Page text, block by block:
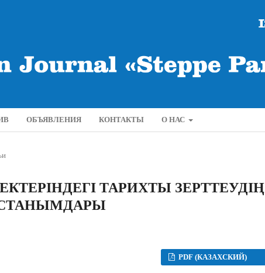
ОБЪЯВЛЕНИЯ КОНТАКТЫ О НАС
ТАРИХТЫ ЗЕРТТЕУДІҢ
PDF (КАЗАХСКИЙ)